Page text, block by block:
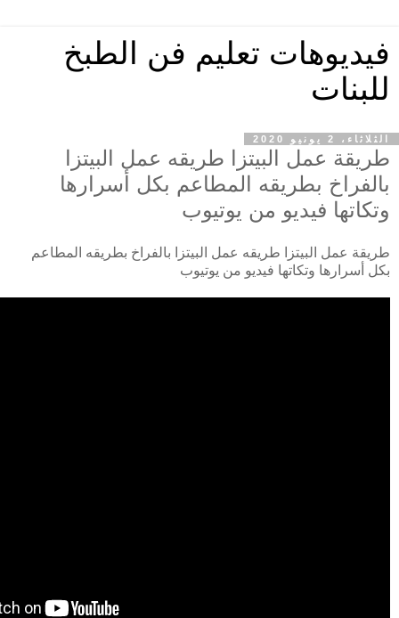
فيديوهات تعليم فن الطبخ
للبنات
الثلاثاء، 2 يونيو 2020
طريقة عمل البيتزا طريقه عمل البيتزا
بالفراخ بطريقه المطاعم بكل أسرارها
وتكاتها فيديو من يوتيوب
طريقة عمل البيتزا طريقه عمل البيتزا بالفراخ بطريقه المطاعم
بكل أسرارها وتكاتها فيديو من يوتيوب